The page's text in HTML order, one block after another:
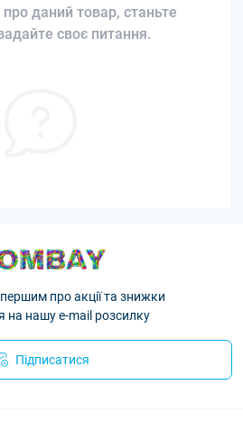
даний товар, станьте
своє питання.
про акції та знижки
на нашу e-mail розсилку
Підписатися